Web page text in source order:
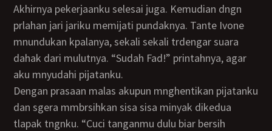
Akhirnya pekerjaanku selesai juga. Kemudian dngn
prlahan jari jariku memijati pundaknya. Tante Ivone
mnundukan kpalanya, sekali sekali trdengar suara
dahak dari mulutnya. “Sudah Fad!” printahnya, agar
aku mnyudahi pijatanku.
Dengan prasaan malas akupun mnghentikan pijatanku
dan sgera mmbrsihkan sisa sisa minyak dikedua
tlapak tngnku. “Cuci tanganmu dulu biar bersih